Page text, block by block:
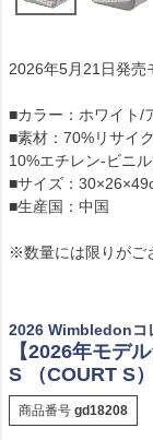
2026年5月21日発売
■カラー：ホワイト/
■素材：70%リサイ
10%エチレン-ビニ
■サイズ：
■生産国：中国
※数量には限りがご
2026 Wimbledonコ
【2026年モデ
S （COURT S
商品番号 gd18208